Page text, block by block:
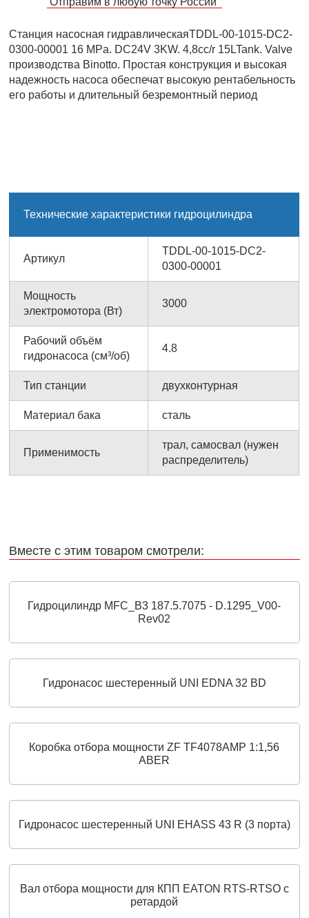
Станция насосная гидравлическаяTDDL-00-1015-DC2-
0300-00001 16 MPa. DC24V 3KW. 4,8cc/r 15LTank. Valve
производства Binotto. Простая конструкция и высокая
надежность насоса обеспечат высокую рентабельность
его работы и длительный безремонтный период
Технические характеристики гидроцилиндра
Артикул
TDDL-00-1015-DC2-
0300-00001
Мощность
электромотора (Вт)
3000
Рабочий объём
гидронасоса (см³/об)
4.8
Тип станции двухконтурная
Материал бака сталь
Применимость
трал, самосвал (нужен
распределитель)
Вместе с этим товаром смотрели:
Гидроцилиндр MFC_B3 187.5.7075 - D.1295_V00-
Rev02
Гидронасос шестеренный UNI EDNA 32 BD
Коробка отбора мощности ZF TF4078AMP 1:1,56
ABER
Гидронасос шестеренный UNI EHASS 43 R (3 порта)
Вал отбора мощности для КПП EATON RTS-RTSO с
ретардой